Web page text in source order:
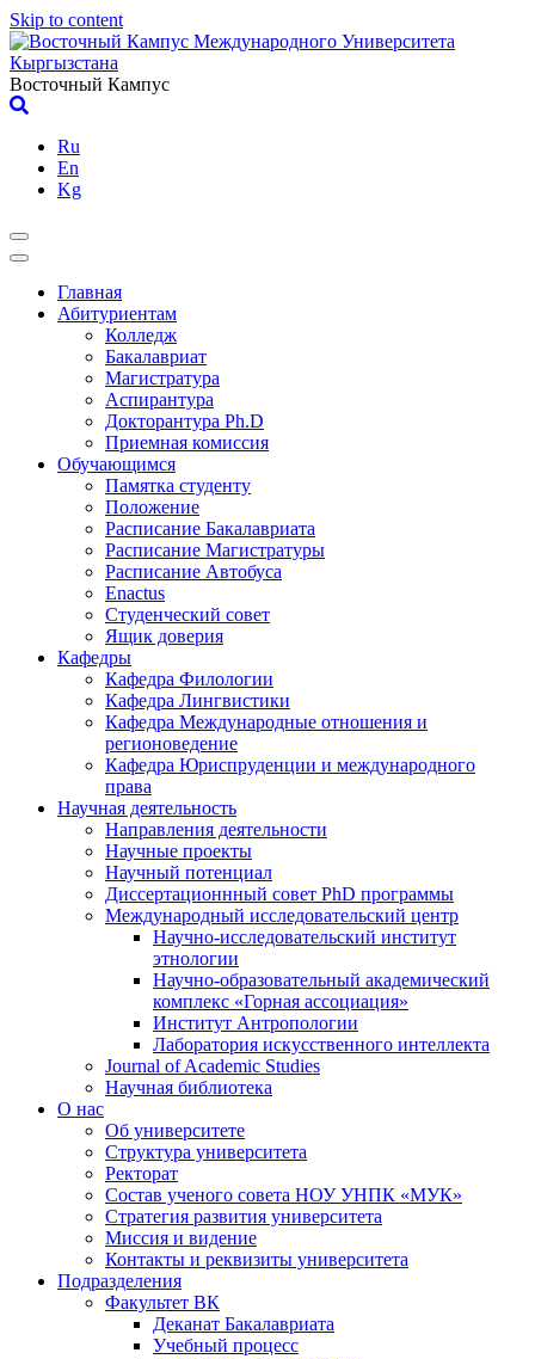
Skip to content
Восточный Кампус
Ru
En
Kg
Главная
Абитуриентам
Колледж
Бакалавриат
Магистратура
Аспирантура
Докторантура Ph.D
Приемная комиссия
Обучающимся
Памятка студенту
Положение
Расписание Бакалавриата
Расписание Магистратуры
Расписание Автобуса
Enactus
Студенческий совет
Ящик доверия
Кафедры
Кафедра Филологии
Кафедра Лингвистики
Кафедра Международные отношения и
регионоведение
Кафедра Юриспруденции и международного
права
Научная деятельность
Направления деятельности
Научные проекты
Научный потенциал
Диссертационнный совет PhD программы
Международный исследовательский центр
Научно-исследовательский институт
этнологии
Научно-образовательный академический
комплекс «Горная ассоциация»
Институт Антропологии
Лаборатория искусственного интеллекта
Journal of Academic Studies
Научная библиотека
О нас
Об университете
Структура университета
Ректорат
Состав ученого совета НОУ УНПК «МУК»
Стратегия развития университета
Миссия и видение
Контакты и реквизиты университета
Подразделения
Факультет ВК
Деканат Бакалавриата
Учебный процесс